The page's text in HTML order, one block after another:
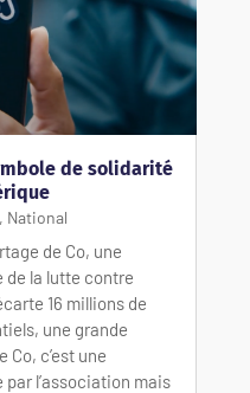
de solidarité
National
de Co, une
la lutte contre
16 millions de
une grande
c’est une
par l’association mais